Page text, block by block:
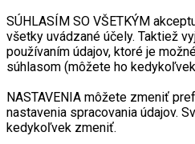
SÚHLASÍM SO VŠETKÝM
všetky uvádzané účely. Taktiež
používaním údajov, ktoré je
súhlasom (môžete ho
NASTAVENIA môžete zmeniť
nastavenia spracovania údajov.
kedykoľvek zmeniť.